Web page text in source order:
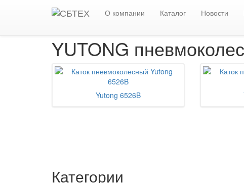
О компании Каталог Новости
Главная Каталог Дорожные катки, виброкатки
YUTONG
Yutong 6526B
Категории